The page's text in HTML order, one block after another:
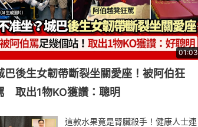
01:03
巴後生女韌帶斷裂坐關愛座！被阿伯狂
取出1物KO獲讚：聰明
這款水果竟是腎臟殺手！健康人士連